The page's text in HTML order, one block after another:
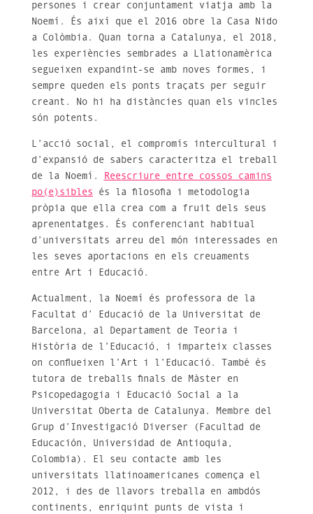
persones i crear conjuntament viatja amb la
Noemí. És així que el 2016 obre la Casa Nido
a Colòmbia. Quan torna a Catalunya, el 2018,
les experiències sembrades a Llationamèrica
segueixen expandint-se amb noves formes, i
sempre queden els ponts traçats per seguir
creant. No hi ha distàncies quan els vincles
són potents.
L’acció social, el compromís intercultural i
d’expansió de sabers caracteritza el treball
de la Noemí.
Reescriure entre cossos camins
po(e)sibles és la filosofia i metodologia
pròpia que ella crea com a fruit dels seus
aprenentatges. És conferenciant habitual
d’universitats arreu del món interessades en
les seves aportacions en els creuaments
entre Art i Educació.
Actualment, la Noemí és professora de la
Facultat d’ Educació de la Universitat de
Barcelona, al Departament de Teoria i
Història de l’Educaci ó, i imparteix classes
on conflueixen l’Art i l’Educació. També és
tutora de treballs finals de Màster en
Psicopedagogia i Educaci óSocial a la
Universitat Oberta de Catalunya. Membre del
Grup d’Investigaci óDiverser (Facultad de
Educaci ón, Universidad de Antioquia,
Colombia). El seu contacte amb les
universitats llatinoamericanes comença el
2012, i des de llavors treballa en ambdós
continents, enriquint punts de vista i